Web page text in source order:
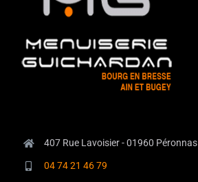
407 Rue Lavoisier - 01960 Péronnas
04 74 21 46 79